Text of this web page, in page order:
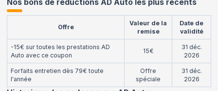
Nos bons de réductions AD Auto les plus récents
Offre
Valeur de la
remise
Date de
validité
-15€ sur toutes les prestations AD
Auto avec ce coupon
15€
31 déc.
2026
Forfaits entretien dès 79€ toute
l'année
Offre
spéciale
31 déc.
2026